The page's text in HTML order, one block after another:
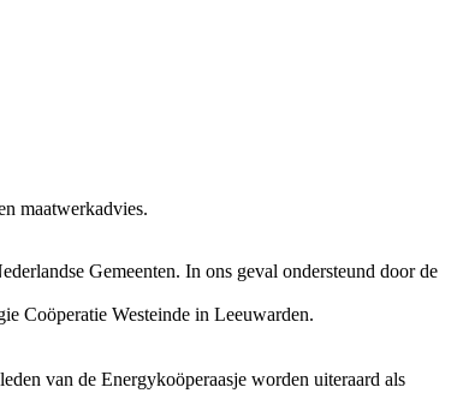
maatwerkadvies.
Gemeenten. In ons geval ondersteund door de
Coöperatie Westeinde in Leeuwarden.
van de Energykoöperaasje worden uiteraard als